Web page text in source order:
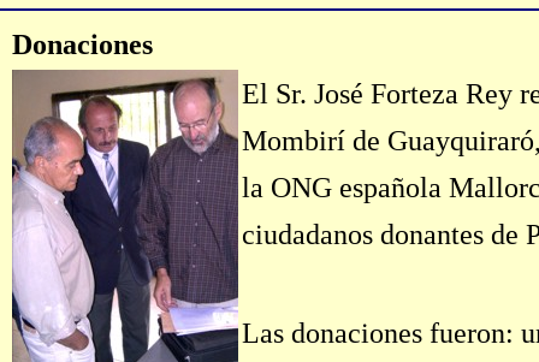
Donaciones
El Sr. José Forteza Rey
Mombirí de
la ONG española
ciudadanos donantes
Las donaciones fueron: